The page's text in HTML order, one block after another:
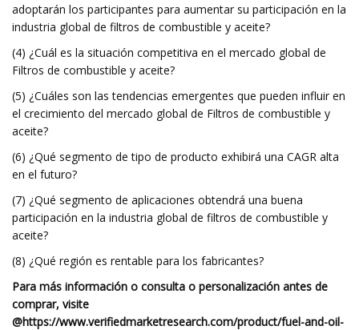
adoptarán los participantes para aumentar su participación en la
industria global de filtros de combustible y aceite?
(4) ¿Cuál es la situación competitiva en el mercado global de
Filtros de combustible y aceite?
(5) ¿Cuáles son las tendencias emergentes que pueden influir en
el crecimiento del mercado global de Filtros de combustible y
aceite?
(6) ¿Qué segmento de tipo de producto exhibirá una CAGR alta
en el futuro?
(7) ¿Qué segmento de aplicaciones obtendrá una buena
participación en la industria global de filtros de combustible y
aceite?
(8) ¿Qué región es rentable para los fabricantes?
Para más información o consulta o personalización antes de
comprar, visite
@https://www.verifiedmarketresearch.com/product/fuel-and-oil-